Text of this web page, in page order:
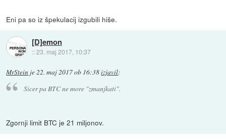
Eni pa so iz špekulacij izgubili hiše.
[D]emon
::23. maj 2017, 10:37
MrStein je22. maj 2017 ob 16:38izjavil:
Sicer pa BTC ne more "zmanjkati".
Zgornji limit BTC je 21 miljonov.